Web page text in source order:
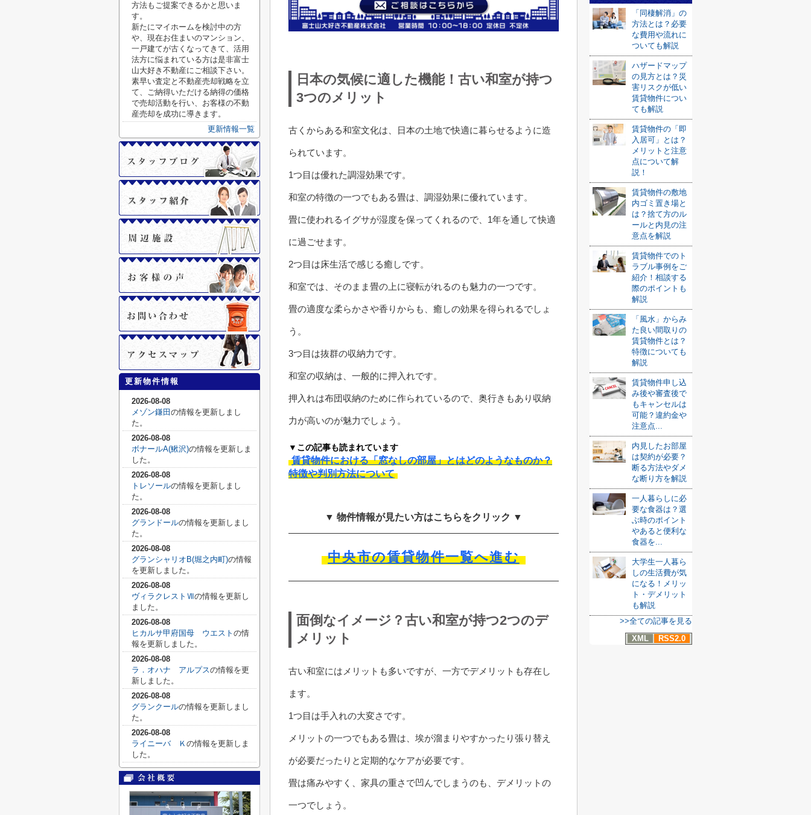
日本の気候に適した機能！古い和室が持つ
3つのメリット
古くからある和室文化は、日本の土地で快適に暮らせるように造
られています。
1つ目は優れた調湿効果です。
和室の特徴の一つでもある畳は、調湿効果に優れています。
畳に使われるイグサが湿度を保ってくれるので、1年を通して快適
に過ごせます。
2つ目は床生活で感じる癒しです。
和室では、そのまま畳の上に寝転がれるのも魅力の一つです。
畳の適度な柔らかさや香りからも、癒しの効果を得られるでしょ
う。
3つ目は抜群の収納力です。
和室の収納は、一般的に押入れです。
押入れは布団収納のために作られているので、奥行きもあり収納
力が高いのが魅力でしょう。
▼この記事も読まれています
賃貸物件における「窓なしの部屋」とはどのようなものか？
特徴や判別方法について
▼ 物件情報が見たい方はこちらをクリック ▼
中央市の賃貸物件一覧へ進む
面倒なイメージ？古い和室が持つ2つのデ
メリット
古い和室にはメリットも多いですが、一方でデメリットも存在し
ます。
1つ目は手入れの大変さです。
メリットの一つでもある畳は、埃が溜まりやすかったり張り替え
が必要だったりと定期的なケアが必要です。
畳は痛みやすく、家具の重さで凹んでしまうのも、デメリットの
一つでしょう。
「同棲解消」の
方法とは？必要
な費用や流れに
ついても解説
ハザードマップ
の見方とは？災
害リスクが低い
賃貸物件につい
ても解説
賃貸物件の「即
入居可」とは？
メリットと注意
点について解
説！
賃貸物件の敷地
内ゴミ置き場と
は？捨て方のル
ールと内見の注
意点を解説
賃貸物件でのト
ラブル事例をご
紹介！相談する
際のポイントも
解説
「風水」からみ
た良い間取りの
賃貸物件とは？
特徴についても
解説
賃貸物件申し込
み後や審査後で
もキャンセルは
可能？違約金や
注意点...
内見したお部屋
は契約が必要？
断る方法やダメ
な断り方を解説
一人暮らしに必
要な食器は？選
ぶ時のポイント
やあると便利な
食器を...
大学生一人暮ら
しの生活費が気
になる！メリッ
ト・デメリット
も解説
>>全ての記事を見る
XML
RSS2.0
方法もご提案できるかと思いま
す。
新たにマイホームを検討中の方
や、現在お住まいのマンション、
一戸建てが古くなってきて、活用
法方に悩まれている方は是非富士
山大好き不動産にご相談下さい。
素早い査定と不動産売却戦略を立
て、ご納得いただける納得の価格
で売却活動を行い、お客様の不動
産売却を成功に導きます。
更新情報一覧
更新物件情報
2026-08-08
メゾン鎌田 の情報を更新しまし
た。
2026-08-08
ボナールA(鰍沢)の情報を更新しま
した。
2026-08-08
トレソールの情報を更新しまし
た。
2026-08-08
グランドールの情報を更新しまし
た。
2026-08-08
グランシャリオB(堀之内町)の情報
を更新しました。
2026-08-08
ヴィラクレストⅦの情報を更新し
ました。
2026-08-08
ヒカルサ甲府国母 ウエスト の情
報を更新しました。
2026-08-08
ラ．オハナ アルプスの情報を更
新しました。
2026-08-08
グランクールの情報を更新しまし
た。
2026-08-08
ライニーバ Ｋ の情報を更新しま
した。